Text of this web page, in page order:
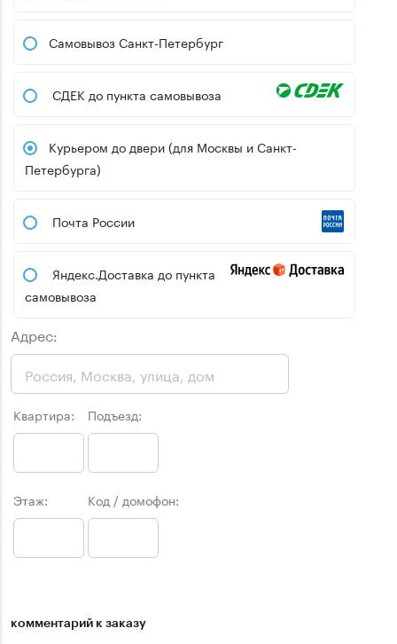
Самовывоз Санкт-Петербург
СДЕК до пункта самовывоза
Курьером до двери (для Москвы и Санкт-
Петербурга)
Почта России
Яндекс.Доставка до пункта
самовывоза
Адрес:
Квартира: Подъезд:
Этаж: Код / домофон:
комментарий к заказу